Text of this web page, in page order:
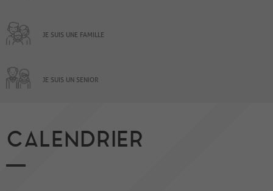
JE SUIS UNE FAMILLE
JE SUIS UN SENIOR
CALENDRIER